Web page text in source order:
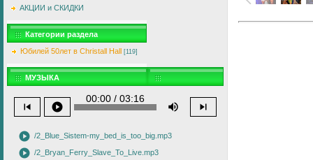
АКЦИИ и СКИДКИ
Категории раздела
Юбилей 50лет в Christall Hall [119]
МУЗЫКА
skip_previous play_circle
00:00 / 03:16
volume_up skip_next
play_circle /2_Blue_Sistem-my_bed_is_too_big.mp3
play_circle /2_Bryan_Ferry_Slave_To_Live.mp3